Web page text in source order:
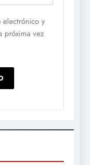
electrónico y
próxima vez